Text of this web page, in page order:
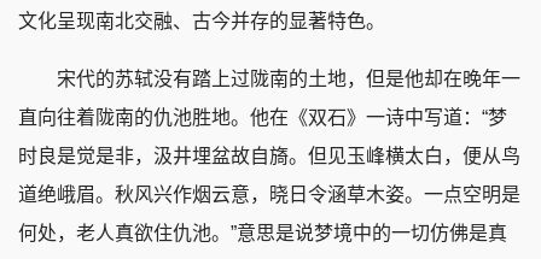
文化呈现南北交融、古今并存的显著特色。
宋代的苏轼没有踏上过陇南的土地，但是他却在晚年一
直向往着陇南的仇池胜地。他在《双石》一诗中写道：“梦
时良是觉是非，汲井埋盆故自旖。但见玉峰横太白，便从鸟
道绝峨眉。秋风兴作烟云意，晓日令涵草木姿。一点空明是
何处，老人真欲住仇池。”意思是说梦境中的一切仿佛是真